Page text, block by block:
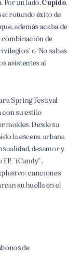
Por un lado,Cupido,
rotundo éxito de
además acaba de
combinación de
o ‘No sabes
asistentes al
Spring Festival
su estilo
moldes. Desde su
la escena urbana
desamor y
¨iCandy”,
canciones
su huella en el
de